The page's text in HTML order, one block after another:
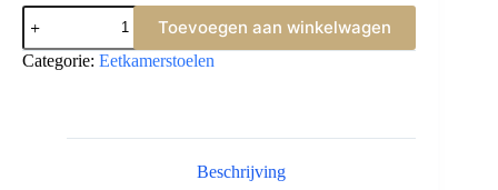
Aarhus
aantal
Toevoegen aan winkelwagen
Categorie: Eetkamerstoelen
Beschrijving